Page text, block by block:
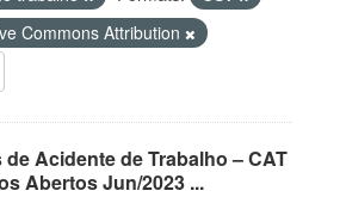
Commons Attribution
Acidente de Trabalho – CAT
Abertos Jun/2023 ...